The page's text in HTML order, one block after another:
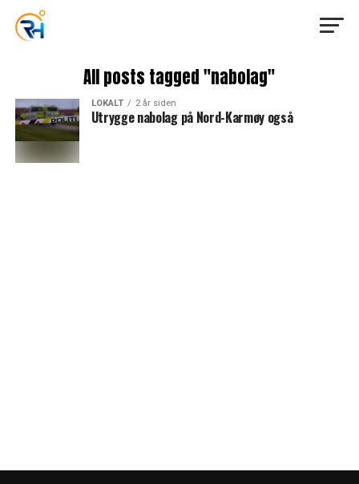
All posts tagged "nabolag"
LOKALT 2 år siden
Utrygge nabolag på Nord-Karmøy også